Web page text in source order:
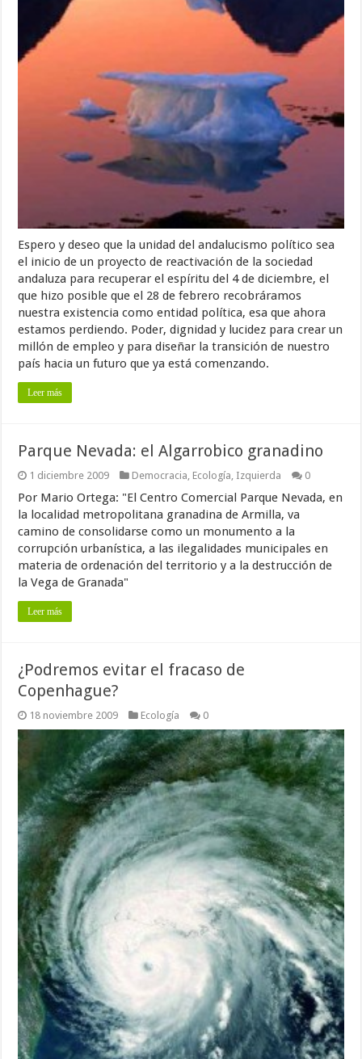
Espero y deseo que la unidad del andalucismo político sea
el inicio de un proyecto de reactivación de la sociedad
andaluza para recuperar el espíritu del 4 de diciembre, el
que hizo posible que el 28 de febrero recobráramos
nuestra existencia como entidad política, esa que ahora
estamos perdiendo. Poder, dignidad y lucidez para crear un
millón de empleo y para diseñar la transición de nuestro
país hacia un futuro que ya está comenzando.
Leer más
Parque Nevada: el Algarrobico granadino
1 diciembre 2009 Democracia Ecología Izquierda 0
Por Mario Ortega: "El Centro Comercial Parque Nevada, en
la localidad metropolitana granadina de Armilla, va
camino de consolidarse como un monumento a la
corrupción urbanística, a las ilegalidades municipales en
materia de ordenación del territorio y a la destrucción de
la Vega de Granada"
Leer más
¿Podremos evitar el fracaso de
Copenhague?
18 noviembre 2009 Ecología 0